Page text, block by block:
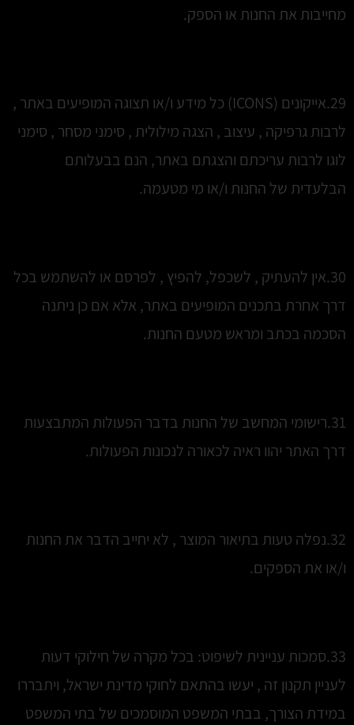
מחייבות את החנות או הספק.
29.אייקונים (ICONS) כל מידע ו/או תצוגה המופיעים באתר ,
לרבות גרפיקה , עיצוב , הצגה מילולית , סימני מסחר , סימני
לוגו לרבות עריכתם והצגתם באתר, הנם בבעלותם
הבלעדית של החנות ו/או מי מטעמה.
30.אין להעתיק , לשכפל, להפיץ , לפרסם או להשתמש בכל
דרך אחרת בתכנים המופיעים באתר, אלא אם כן ניתנה
הסכמה בכתב ומראש מטעם החנות.
31.רישומי המחשב של החנות בדבר הפעולות המתבצעות
דרך האתר יהוו ראיה לכאורה לנכונות הפעולות.
32.נפלה טעות בתיאור המוצר , לא יחייב הדבר את החנות
ו/או את הספקים.
33.סמכות עניינית לשיפוט: בכל מקרה של חילוקי דעות
לעניין תקנון זה , יעשו בהתאם לחוקי מדינת ישראל, ויתבררו
במידת הצורך, בבתי המשפט המוסמכים של בתי המשפט